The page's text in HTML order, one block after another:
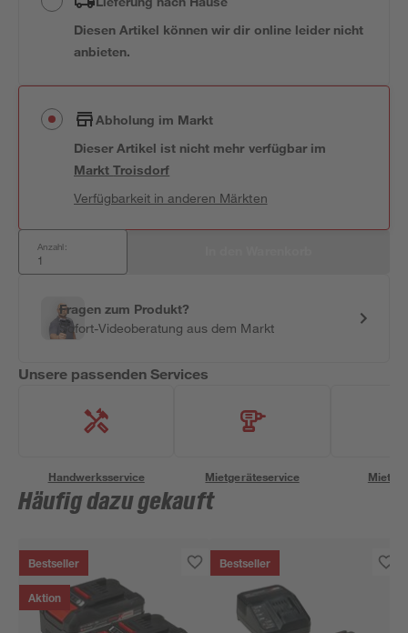
Diesen Artikel können wir dir online leider nicht
anbieten.
Abholung im Markt
Dieser Artikel ist nicht mehr verfügbar im
MarktTroisdorf
Verfügbarkeit in anderen Märkten
Anzahl:
Fragen zum Produkt?
Sofort-Videoberatung aus dem Markt
Unsere passenden Services
Handwerksservice Mietgeräteservice
Häufig dazu gekauft
Bestseller
Aktion
Bestseller